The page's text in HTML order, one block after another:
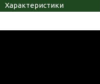
Характеристики